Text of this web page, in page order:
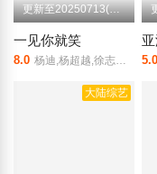
更新至20250713(第13期后台彩蛋)
一见你就笑
8.0 杨迪,杨超越,徐志胜,祝绪丹,陈鑫昊,田嘉瑞,李诞,黄子弘凡 5.0
大陆综艺